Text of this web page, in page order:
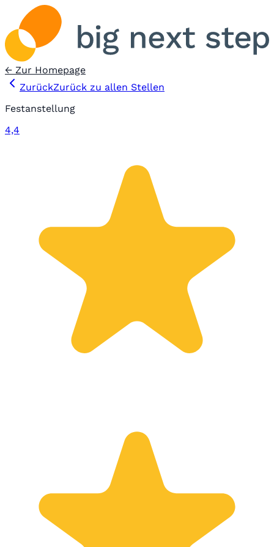
← Zur Homepage
ZurückZurück zu allen Stellen
Festanstellung
4,4